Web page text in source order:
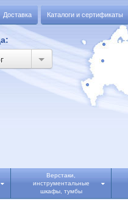
Доставка Каталоги и сертификаты
Верстаки,
инструментальные
шкафы, тумбы